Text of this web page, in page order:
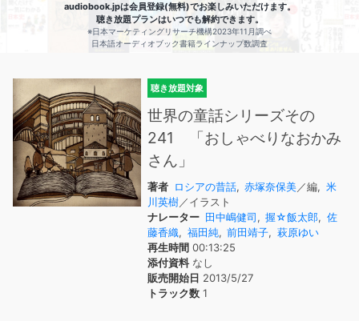
audiobook.jpは会員登録(無料)でお楽しみいただけます。
聴き放題プランはいつでも解約できます。
※日本マーケティングリサーチ機構2023年11月調べ
日本語オーディオブック書籍ラインナップ数調査
聴き放題対象
世界の童話シリーズその
241 「おしゃべりなおかみ
さん」
著者 ロシアの昔話, 赤塚奈保美／編, 米
川英樹／イラスト
ナレーター 田中嶋健司, 握☆飯太郎, 佐
藤香織, 福田純, 前田靖子, 萩原ゆい
再生時間 00:13:25
添付資料なし
販売開始日 2013/5/27
トラック数 1